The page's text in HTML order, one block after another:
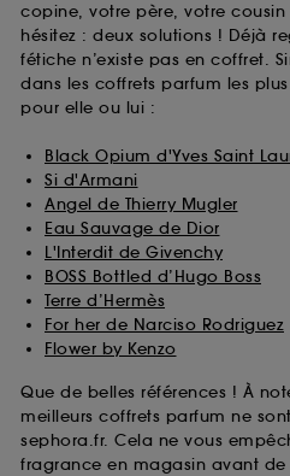
copine, votre père, votre
hésitez : deux solutions ! Déjà
fétiche n’existe pas en coffret.
dans les coffrets parfum les
pour elle ou lui :
Black Opium d'Yves Saint
Si d'Armani
Angel de Thierry Mugler
Eau Sauvage de Dior
L'Interdit de Givenchy
BOSS Bottled d’Hugo Boss
Terre d’Hermès
For her de Narciso Rodriguez
Flower by Kenzo
Que de belles références ! À
meilleurs coffrets parfum ne
sephora.fr. Cela ne vous
fragrance en magasin avant